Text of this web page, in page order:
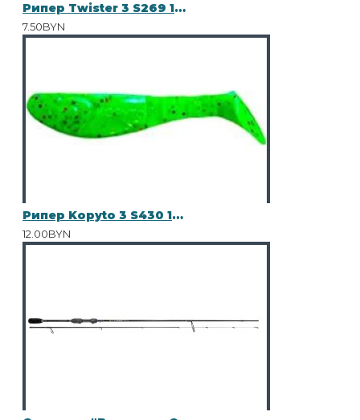
Рипер Twister 3 S269 15шт
7.50BYN
Рипер Kopyto 3 S430 10шт
12.00BYN